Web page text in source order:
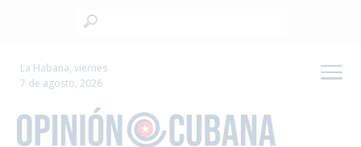
La Habana, viernes
7 de agosto, 2026